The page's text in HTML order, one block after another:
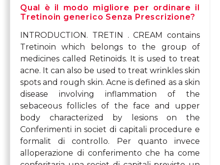
Qual è il modo migliore per ordinare il
Tretinoin generico Senza Prescrizione?
INTRODUCTION. TRETIN . CREAM contains
Tretinoin which belongs to the group of
medicines called Retinoids. It is used to treat
acne. It can also be used to treat wrinkles skin
spots and rough skin. Acne is defined as a skin
disease involving inflammation of the
sebaceous follicles of the face and upper
body characterized by lesions on the
Conferimenti in societ di capitali procedure e
formalit di controllo. Per quanto invece
alloperazione di conferimento che ha come